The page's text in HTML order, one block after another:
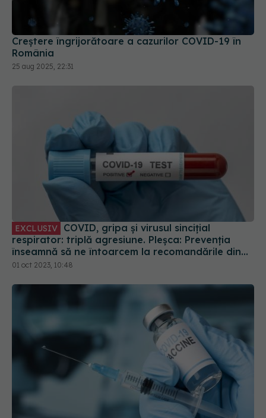
Creștere îngrijorătoare a cazurilor COVID-19 în
România
25 aug 2025, 22:31
EXCLUSIV
respirator: triplă agresiune. Pleșca: Prevenția
înseamnă să ne întoarcem la recomandările din
timpul pandemiei!
01 oct 2023, 10:48
UE a autorizat vaccinul actualizat pentru COVID.